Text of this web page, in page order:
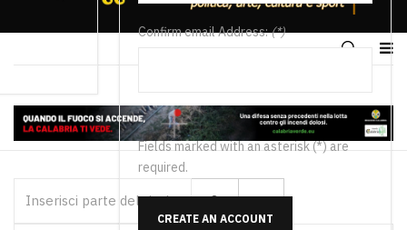
Confirm email Address:(*)
Fields marked with an asterisk (*) are
required.
CREATE AN ACCOUNT